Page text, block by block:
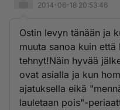
2014-06-18 20:53:46
Ostin levyn tänään ja
muuta sanoa kuin
tehnyt!Näin hyvää
ovat asialla ja kun
ajatuksella eikä
lauletaan pois"-